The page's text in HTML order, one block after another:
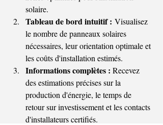
solaire.
Tableau de bord intuitif : Visualisez
le nombre de panneaux solaires
nécessaires, leur orientation optimale et
les coûts d'installation estimés.
Informations complètes : Recevez
des estimations précises sur la
production d'énergie, le temps de
retour sur investissement et les contacts
d'installateurs certifiés.